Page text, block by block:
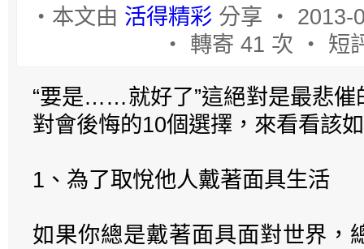
‧本文由 活得精彩 分享 ‧ 2013-
‧ 轉寄 41 次 ‧ 短
“要是……就好了”這絕對是最悲催
對會後悔的10個選擇，來看看該
1、為了取悅他人戴著面具生活
如果你總是戴著面具面對世界，